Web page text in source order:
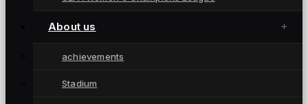
About us
achievements
Stadium
Laura Kubiliūtė